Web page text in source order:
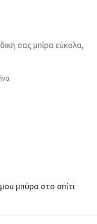
σας μπίρα εύκολα,
μπύρα στο σπίτι